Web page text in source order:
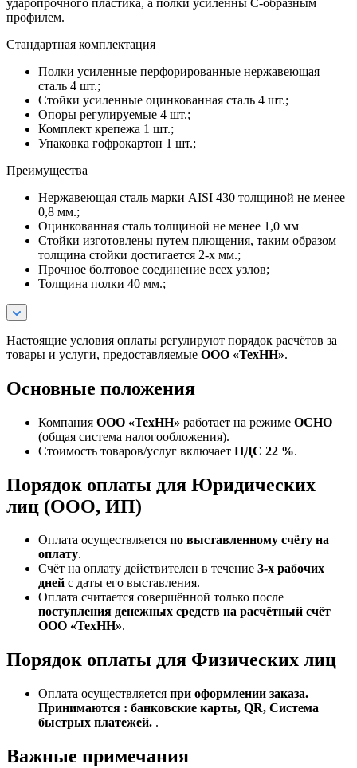
профилем.
Стандартная комплектация
Полки усиленные перфорированные нержавеющая
сталь 4 шт.;
Стойки усиленные оцинкованная сталь 4 шт.;
Опоры регулируемые 4 шт.;
Комплект крепежа 1 шт.;
Упаковка гофрокартон 1 шт.;
Преимущества
Нержавеющая сталь марки AISI 430 толщиной не менее
0,8 мм.;
Оцинкованная сталь толщиной не менее 1,0 мм
Стойки изготовлены путем плющения, таким образом
толщина стойки достигается 2-х мм.;
Прочное болтовое соединение всех узлов;
Толщина полки 40 мм.;
Настоящие условия оплаты регулируют порядок расчётов за
товары и услуги, предоставляемые ООО «ТехНН».
Основные положения
Компания ООО «ТехНН» работает на режиме ОСНО
(общая система налогообложения).
Стоимость товаров/услуг включает НДС 22 %.
Порядок оплаты для Юридических
лиц (ООО, ИП)
Оплата осуществляется по выставленному счёту на
оплату.
Счёт на оплату действителен в течение 3‑х рабочих
дней с даты его выставления.
Оплата считается совершённой только после
поступления денежных средств на расчётный счёт
ООО «ТехНН».
Порядок оплаты для Физических лиц
Оплата осуществляется при оформлении заказа.
Принимаются : банковские карты, QR, Система
быстрых платежей. .
Важные примечания